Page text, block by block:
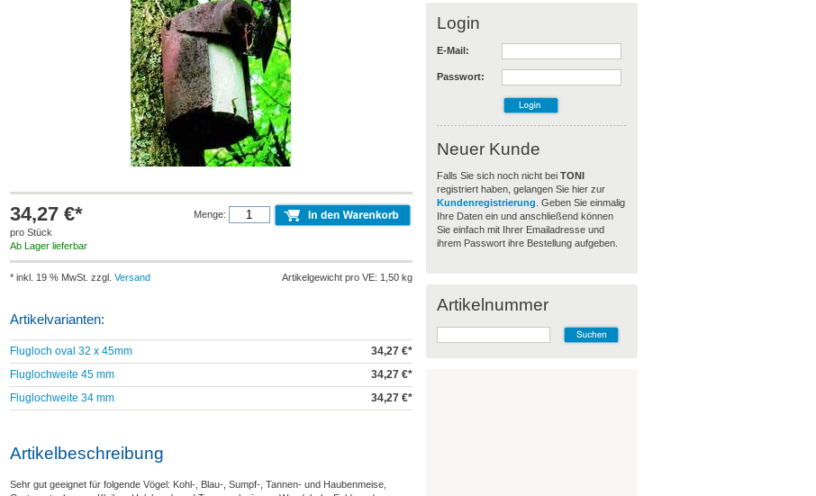
34,27 €*
pro Stück
Ab Lager lieferbar
Menge:
Artikelgewicht pro VE: 1,50 kg
* inkl. 19 % MwSt. zzgl. Versand
Artikelvarianten:
Flugloch oval 32 x 45mm
34,27 €*
Fluglochweite 45 mm
34,27 €*
Fluglochweite 34 mm
34,27 €*
Artikelbeschreibung
Sehr gut geeignet für folgende Vögel: Kohl-, Blau-, Sumpf-, Tannen- und Haubenmeise,
Login
E-Mail:
Passwort:
Neuer Kunde
Falls Sie sich noch nicht bei TONI
registriert haben, gelangen Sie hier zur
Kundenregistrierung . Geben Sie einmalig
Ihre Daten ein und anschließend können
Sie einfach mit Ihrer Emailadresse und
ihrem Passwort ihre Bestellung aufgeben.
Artikelnummer